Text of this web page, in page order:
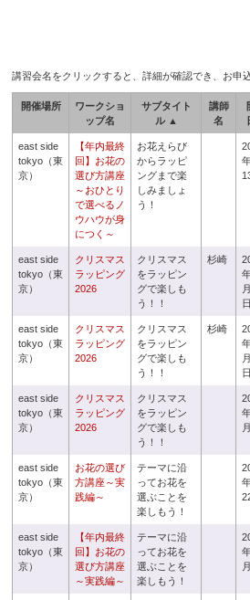
講習会名をクリックすると、詳細が確認でき、お申
開催場所
ワークショ
ップ名
サブタイト
ル ▲
講師
名
east side
tokyo（東
京）
【年内最終
回】お花の
選び方講座
～おひとり
で選べるノ
ウハウが身
につく～
お花えらび
からラッピ
ングまで楽
しみましょ
う！
east side
tokyo（東
京）
クリスマス
ラッピング
2026
クリスマス
をラッピン
グで楽しも
う！！
杉崎
日
east side
tokyo（東
京）
クリスマス
ラッピング
2026
クリスマス
をラッピン
グで楽しも
う！！
杉崎
日
east side
tokyo（東
京）
クリスマス
ラッピング
2026
クリスマス
をラッピン
グで楽しも
う！！
east side
tokyo（東
京）
お花の選び
方講座～実
践編～
テーマに沿
ってお花を
選ぶことを
楽しもう！
east side
tokyo（東
京）
【年内最終
回】お花の
選び方講座
～実践編～
テーマに沿
ってお花を
選ぶことを
楽しもう！